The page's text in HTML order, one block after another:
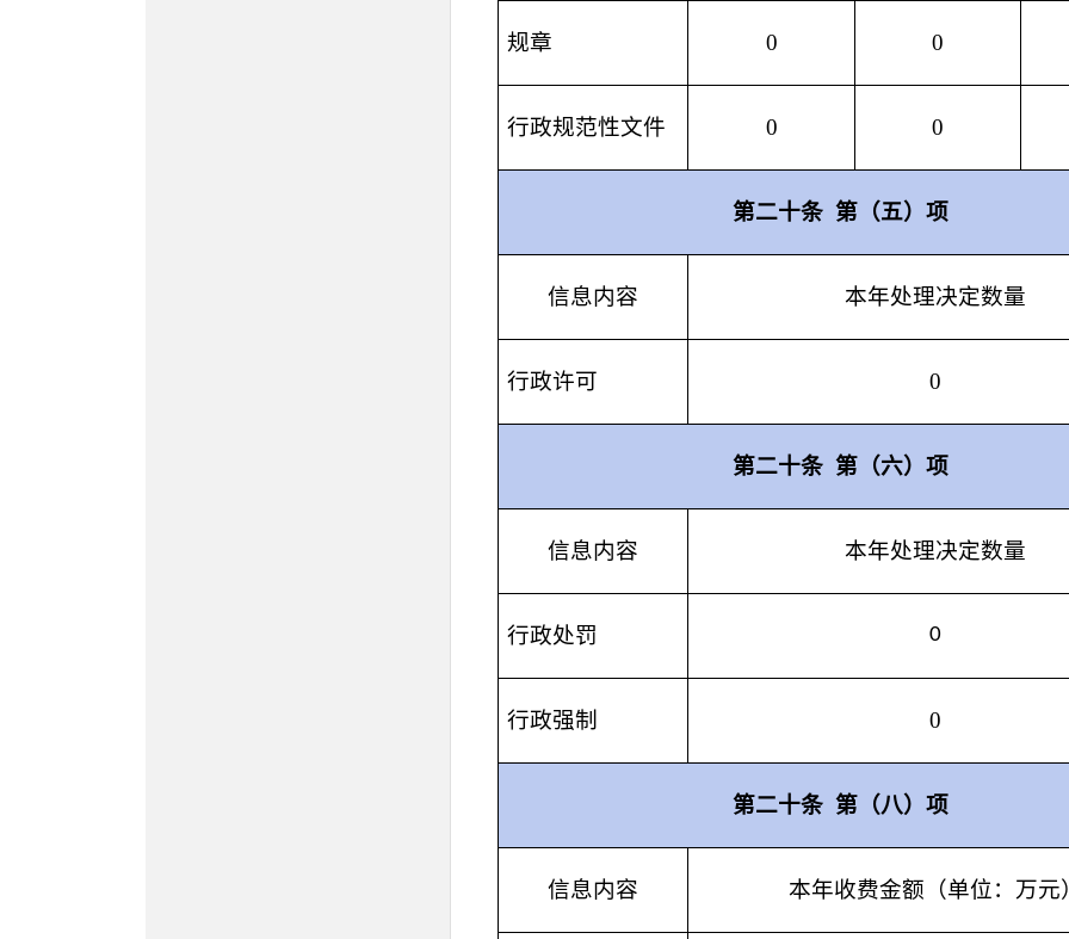
规章 0 0
行政规范性文件 0 0
第二十条 第（五）项
信息内容 本年处理决定数量
行政许可 0
第二十条 第（六）项
信息内容 本年处理决定数量
行政处罚 0
行政强制 0
第二十条 第（八）项
信息内容 本年收费金额（单位：万元